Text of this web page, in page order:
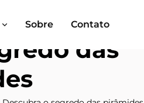
Sobre Contato
das